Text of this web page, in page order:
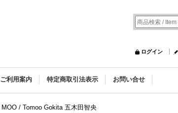
ログイン
ご利用案内 特定商取引法表示 お問い合せ
MOO / Tomoo Gokita 五木田智央